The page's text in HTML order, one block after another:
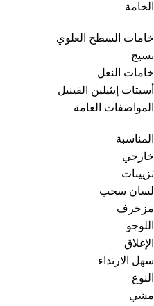
الخامة
خامات السطح العلوي
نسيج
خامات النعل
أسيتات إيثيلين الفينيل
المواصفات العامة
المناسبة
خارجي
تزيينات
لسان سحب
مزخرف
اللوجو
الإغلاق
سهل الارتداء
النوع
مشي